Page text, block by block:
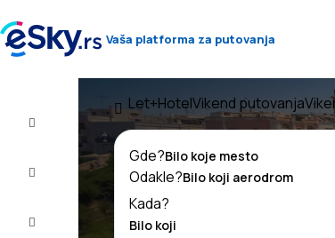
Vaša platforma za putovanja
Let+Hotel
Let+HotelVikend putovanja
Gde?
Odakle?
Kada?